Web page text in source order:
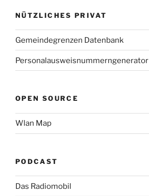
NÜTZLICHES PRIVAT
Gemeindegrenzen Datenbank
Personalausweisnummerngenerator
OPEN SOURCE
Wlan Map
PODCAST
Das Radiomobil